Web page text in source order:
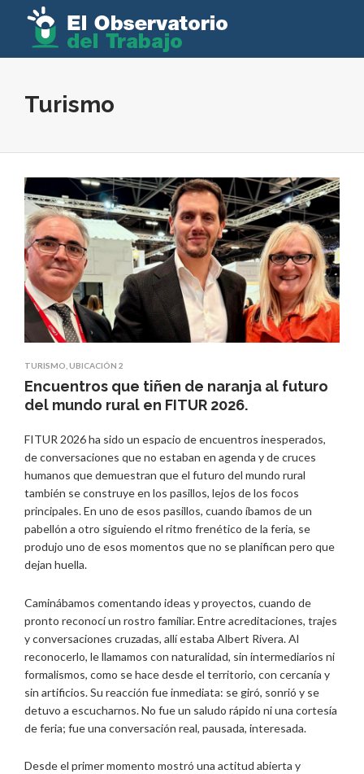
Turismo
TURISMO UBICACIÓN 2
Encuentros que tiñen de naranja al futuro
del mundo rural en FITUR 2026.
FITUR 2026 ha sido un espacio de encuentros inesperados,
de conversaciones que no estaban en agenda y de cruces
humanos que demuestran que el futuro del mundo rural
también se construye en los pasillos, lejos de los focos
principales. En uno de esos pasillos, cuando íbamos de un
pabellón a otro siguiendo el ritmo frenético de la feria, se
produjo uno de esos momentos que no se planifican pero que
dejan huella.
Caminábamos comentando ideas y proyectos, cuando de
pronto reconocí un rostro familiar. Entre acreditaciones, trajes
y conversaciones cruzadas, allí estaba Albert Rivera. Al
reconocerlo, le llamamos con naturalidad, sin intermediarios ni
formalismos, como se hace desde el territorio, con cercanía y
sin artificios. Su reacción fue inmediata: se giró, sonrió y se
detuvo a escucharnos. No fue un saludo rápido ni una cortesía
de feria; fue una conversación real, pausada, interesada.
Desde el primer momento mostró una actitud abierta y